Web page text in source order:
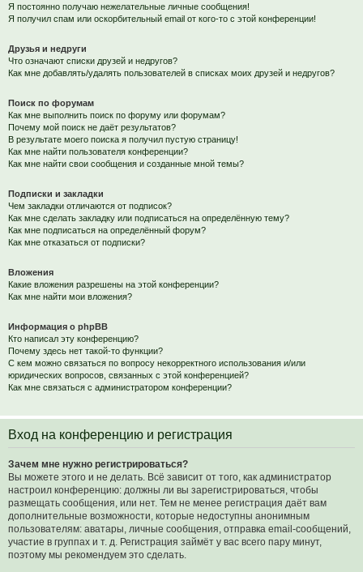
Я постоянно получаю нежелательные личные сообщения!
Я получил спам или оскорбительный email от кого-то с этой конференции!
Друзья и недруги
Что означают списки друзей и недругов?
Как мне добавлять/удалять пользователей в списках моих друзей и недругов?
Поиск по форумам
Как мне выполнить поиск по форуму или форумам?
Почему мой поиск не даёт результатов?
В результате моего поиска я получил пустую страницу!
Как мне найти пользователя конференции?
Как мне найти свои сообщения и созданные мной темы?
Подписки и закладки
Чем закладки отличаются от подписок?
Как мне сделать закладку или подписаться на определённую тему?
Как мне подписаться на определённый форум?
Как мне отказаться от подписки?
Вложения
Какие вложения разрешены на этой конференции?
Как мне найти мои вложения?
Информация о phpBB
Кто написал эту конференцию?
Почему здесь нет такой-то функции?
С кем можно связаться по вопросу некорректного использования и/или
юридических вопросов, связанных с этой конференцией?
Как мне связаться с администратором конференции?
Вход на конференцию и регистрация
Зачем мне нужно регистрироваться?
Вы можете этого и не делать. Всё зависит от того, как администратор
настроил конференцию: должны ли вы зарегистрироваться, чтобы
размещать сообщения, или нет. Тем не менее регистрация даёт вам
дополнительные возможности, которые недоступны анонимным
пользователям: аватары, личные сообщения, отправка email-сообщений,
участие в группах и т. д. Регистрация займёт у вас всего пару минут,
поэтому мы рекомендуем это сделать.